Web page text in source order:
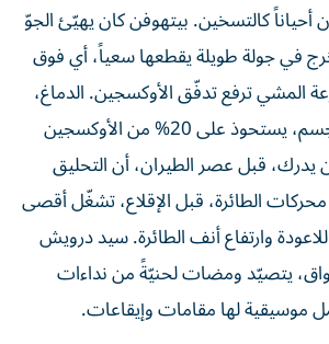
أحياناً كالتسخين. بيتهوفن كان يهيّئ الجوّ
في جولة طويلة يقطعها سعياً، أي فوق
المشي ترفع تدفّق الأوكسجين. الدماغ،
بكتلة 1.3 كج من الجسم، يستحوذ على 20% من الأوكسجين
يدرك، قبل عصر الطيران، أن التحليق
الطائرة، قبل الإقلاع، تشغّل أقصى
وارتفاع أنف الطائرة. سيد درويش
يتصيّد ومضات لحنيّةً من نداءات
موسيقية لها مقامات وإيقاعات.